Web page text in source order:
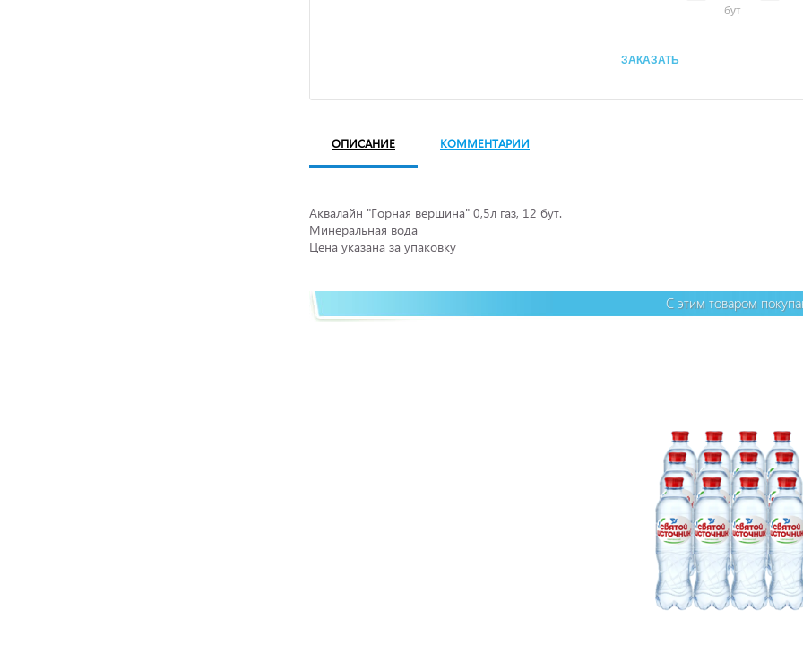
бут
ЗАКАЗАТЬ
ОПИСАНИЕ КОММЕНТАРИИ
Аквалайн "Горная вершина" 0,5л газ, 12 бут.
Минеральная вода
Цена указана за упаковку
С этим товаром